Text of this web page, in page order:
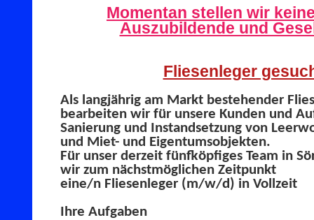
Momentan stellen wir
Auszubildende und
Fliesenleger
Als langjährig am Markt bestehender
bearbeiten wir für unsere Kunden und
Sanierung und Instandsetzung von
und Miet- und Eigentumsobjekten.
Für unser derzeit fünfköpfiges Team in
wir zum nächstmöglichen Zeitpunkt
eine/n Fliesenleger (m/w/d) in Vollzeit
Ihre Aufgaben